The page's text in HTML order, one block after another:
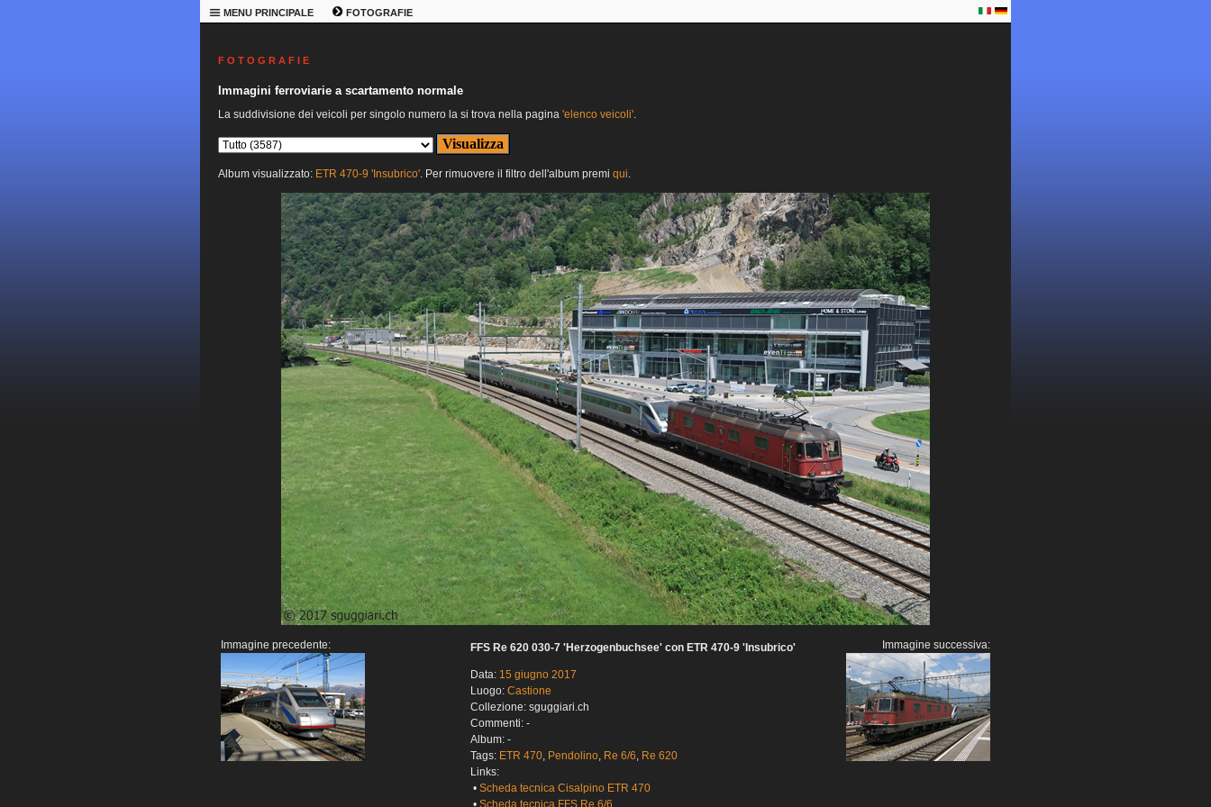
MENU PRINCIPALE FOTOGRAFIE
F O T O G R A F I E
Immagini ferroviarie a scartamento normale
La suddivisione dei veicoli per singolo numero la si trova nella pagina 'elenco veicoli'.
Album visualizzato: ETR 470-9 'Insubrico'. Per rimuovere il filtro dell'album premi qui.
Immagine precedente: FFS Re 620 030-7 'Herzogenbuchsee' con ETR 470-9 'Insubrico'
Data: 15 giugno 2017
Luogo: Castione
Collezione: sguggiari.ch
Commenti: -
Album: -
Tags: ETR 470, Pendolino, Re 6/6, Re 620
Links:
• Scheda tecnica Cisalpino ETR 470
Immagine successiva: